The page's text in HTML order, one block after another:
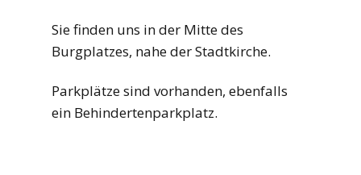
Sie finden uns in der Mitte des
Burgplatzes, nahe der Stadtkirche.
Parkplätze sind vorhanden, ebenfalls
ein Behindertenparkplatz.